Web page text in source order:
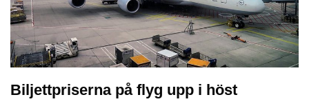
Biljettpriserna på flyg upp i höst